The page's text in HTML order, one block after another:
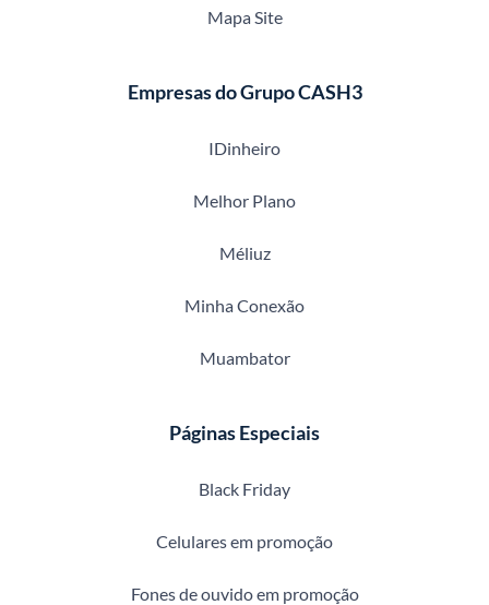
Mapa Site
Empresas do Grupo CASH3
IDinheiro
Melhor Plano
Méliuz
Minha Conexão
Muambator
Páginas Especiais
Black Friday
Celulares em promoção
Fones de ouvido em promoção